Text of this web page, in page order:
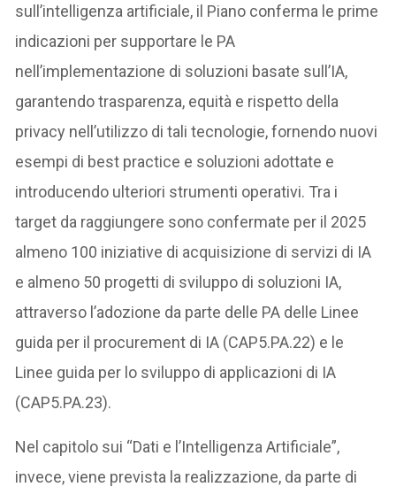
sull’intelligenza artificiale, il Piano conferma le prime
indicazioni per supportare le PA
nell’implementazione di soluzioni basate sull’IA,
garantendo trasparenza, equità e rispetto della
privacy nell’utilizzo di tali tecnologie, fornendo nuovi
esempi di best practice e soluzioni adottate e
introducendo ulteriori strumenti operativi. Tra i
target da raggiungere sono confermate per il 2025
almeno 100 iniziative di acquisizione di servizi di IA
e almeno 50 progetti di sviluppo di soluzioni IA,
attraverso l’adozione da parte delle PA delle Linee
guida per il procurement di IA (CAP5.PA.22) e le
Linee guida per lo sviluppo di applicazioni di IA
(CAP5.PA.23).
Nel capitolo sui “Dati e l’Intelligenza Artificiale”,
invece, viene prevista la realizzazione, da parte di